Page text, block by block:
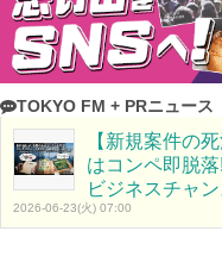
TOKYO FM + PRニュース
【新規案件の
はコンペ即脱
ビジネスチャ
2026-06-23(火) 07:00